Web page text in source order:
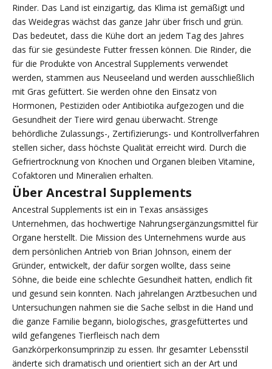
Rinder. Das Land ist einzigartig, das Klima ist gemäßigt und
das Weidegras wächst das ganze Jahr über frisch und grün.
Das bedeutet, dass die Kühe dort an jedem Tag des Jahres
das für sie gesündeste Futter fressen können. Die Rinder, die
für die Produkte von Ancestral Supplements verwendet
werden, stammen aus Neuseeland und werden ausschließlich
mit Gras gefüttert. Sie werden ohne den Einsatz von
Hormonen, Pestiziden oder Antibiotika aufgezogen und die
Gesundheit der Tiere wird genau überwacht. Strenge
behördliche Zulassungs-, Zertifizierungs- und Kontrollverfahren
stellen sicher, dass höchste Qualität erreicht wird. Durch die
Gefriertrocknung von Knochen und Organen bleiben Vitamine,
Cofaktoren und Mineralien erhalten.
Über Ancestral Supplements
Ancestral Supplements ist ein in Texas ansässiges
Unternehmen, das hochwertige Nahrungsergänzungsmittel für
Organe herstellt. Die Mission des Unternehmens wurde aus
dem persönlichen Antrieb von Brian Johnson, einem der
Gründer, entwickelt, der dafür sorgen wollte, dass seine
Söhne, die beide eine schlechte Gesundheit hatten, endlich fit
und gesund sein konnten. Nach jahrelangen Arztbesuchen und
Untersuchungen nahmen sie die Sache selbst in die Hand und
die ganze Familie begann, biologisches, grasgefüttertes und
wild gefangenes Tierfleisch nach dem
Ganzkörperkonsumprinzip zu essen. Ihr gesamter Lebensstil
änderte sich dramatisch und orientiert sich an der Art und